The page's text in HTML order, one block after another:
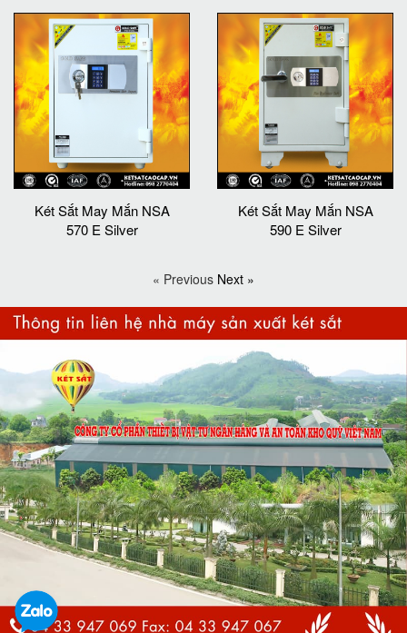
Két Sắt May Mắn NSA
570 E Silver
Két Sắt May Mắn NSA
590 E Silver
« Previous Next »